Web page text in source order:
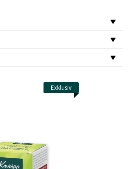
Exklusiv